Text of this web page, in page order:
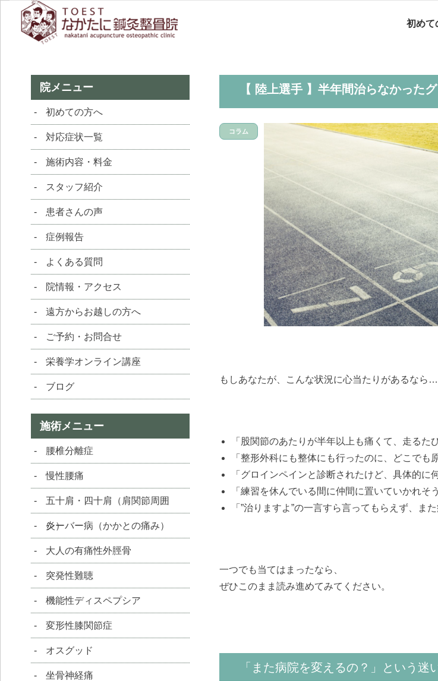
初めて
院メニュー
初めての方へ
対応症状一覧
施術内容・料金
スタッフ紹介
患者さんの声
症例報告
よくある質問
院情報・アクセス
遠方からお越しの方へ
ご予約・お問合せ
栄養学オンライン講座
ブログ
施術メニュー
腰椎分離症
慢性腰痛
五十肩・四十肩（肩関節周囲
炎）
シーバー病（かかとの痛み）
大人の有痛性外脛骨
突発性難聴
機能性ディスペプシア
変形性膝関節症
オスグッド
坐骨神経痛
【 陸上選手 】半年間治らなかった
コラム
もしあなたが、こんな状況に心当たりがあるなら…
「股関節のあたりが半年以上も痛くて、走るた
「整形外科にも整体にも行ったのに、どこでも
「グロインペインと診断されたけど、具体的
「練習を休んでいる間に仲間に置いていかれそ
「”治りますよ”の一言すら言ってもらえず、ま
一つでも当てはまったなら、
ぜひこのまま読み進めてみてください。
「また病院を変えるの？」という迷